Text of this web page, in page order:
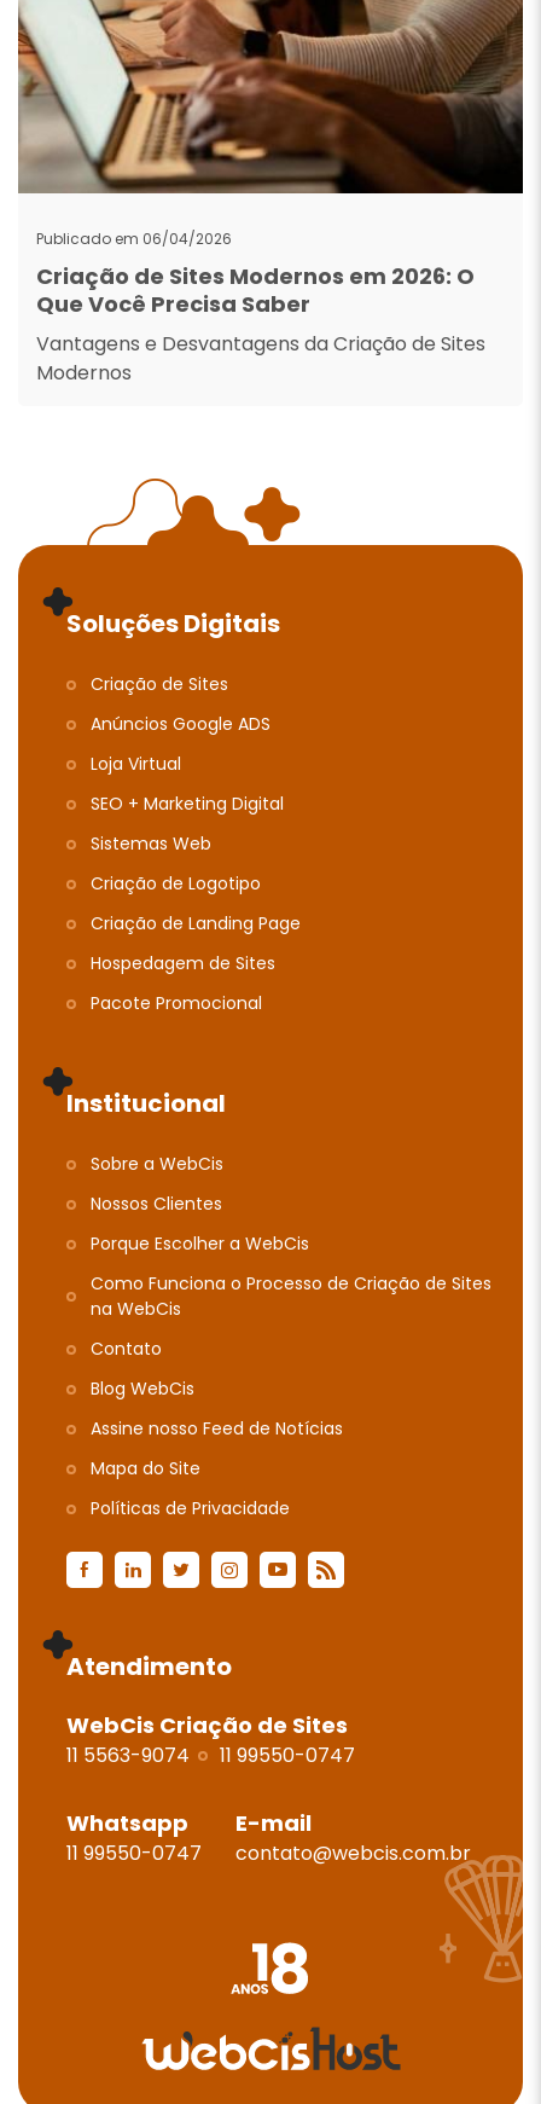
Publicado em 06/04/2026
Criação de Sites Modernos em 2026: O
Que Você Precisa Saber
Vantagens e Desvantagens da Criação de Sites
Modernos
Soluções Digitais
Criação de Sites
Anúncios Google ADS
Loja Virtual
SEO + Marketing Digital
Sistemas Web
Criação de Logotipo
Criação de Landing Page
Hospedagem de Sites
Pacote Promocional
Institucional
Sobre a WebCis
Nossos Clientes
Porque Escolher a WebCis
Como Funciona o Processo de Criação de Sites
na WebCis
Contato
Blog WebCis
Assine nosso Feed de Notícias
Mapa do Site
Polí­ticas de Privacidade
Atendimento
WebCis Criação de Sites
11 5563-9074 11 99550-0747
Whatsapp
11 99550-0747
E-mail
contato@webcis.com.br